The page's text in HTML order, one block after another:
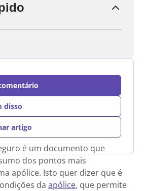
é um documento que
dos pontos mais
apólice. Isto quer dizer que é
da apólice, que permite
disso
artigo